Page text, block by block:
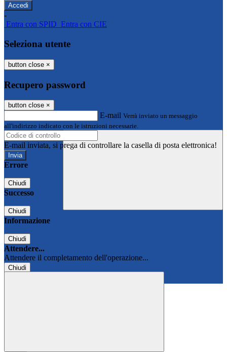
-
Entra con SPID Entra con CIE
Seleziona utente
button close ×
Recupero password
button close ×
E-mail Verrà inviato un messaggio
all'indirizzo indicato con le istruzioni necessarie.
E-mail inviata, si prega di controllare la casella di posta elettronica!
Errore
Chiudi
Successo
Chiudi
Informazione
Chiudi
Attendere...
Attendere il completamento dell'operazione...
Chiudi